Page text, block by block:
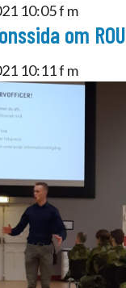
10:05 f m
om ROU
10:11 f m